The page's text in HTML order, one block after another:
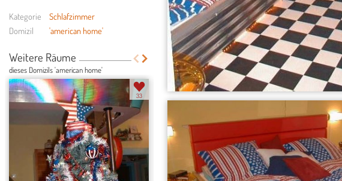
Kategorie
Schlafzimmer
Domizil
'american home'
Weitere Räume
dieses Domizils 'american home'
33